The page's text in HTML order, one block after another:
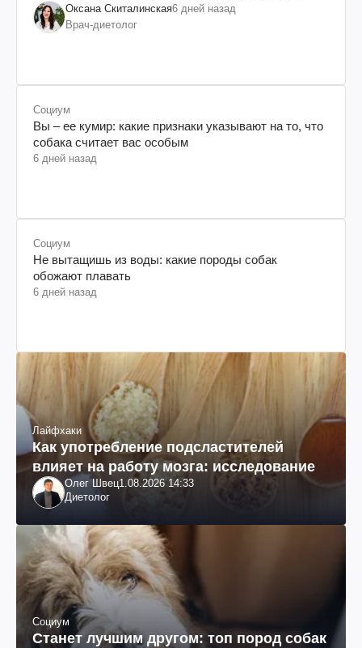
Оксана Скиталинская6 дней назад
Врач-диетолог
Социум
Вы – ее кумир: какие признаки указывают на то, что
собака считает вас особым
6 дней назад
Социум
Не вытащишь из воды: какие породы собак
обожают плавать
6 дней назад
Лайфхаки
Как употребление подсластителей
влияет на работу мозга: исследование
Олег Швец1.08.2026 14:33
Диетолог
Социум
Станет лучшим другом: топ пород собак